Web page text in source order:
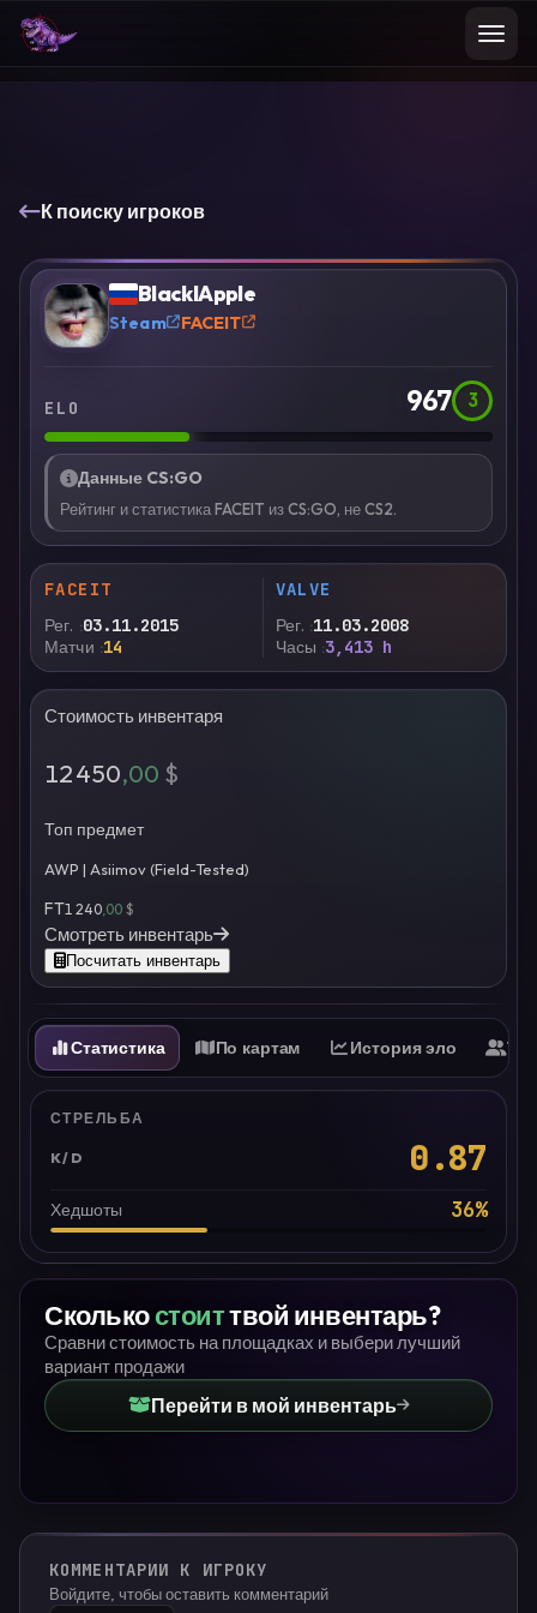
К поиску игроков
? BlackIApple
Steam FACEIT
ELO 967 3
Данные CS:GO
Рейтинг и статистика FACEIT из CS:GO, не CS2.
FACEIT
Рег. 03.11.2015
Матчи 14
VALVE
Рег. 11.03.2008
Часы 3,413 h
Стоимость инвентаря
12 450,00 $
Топ предмет
AWP | Asiimov (Field-Tested)
FT1 240 ,00 $
Смотреть инвентарь
Посчитать инвентарь
Статистика По картам История эло
СТРЕЛЬБА
K/D 0.87
Хедшоты 36%
Сколькостоиттвой инвентарь?
Сравни стоимость на площадках и выбери лучший
вариант продажи
Перейти в мой инвентарь
КОММЕНТАРИИ К ИГРОКУ
Войдите, чтобы оставить комментарий